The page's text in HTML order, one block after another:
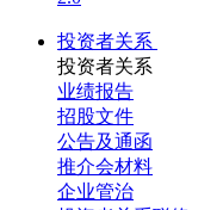
投资者关系
投资者关系
业绩报告
招股文件
公告及通函
推介会材料
企业管治